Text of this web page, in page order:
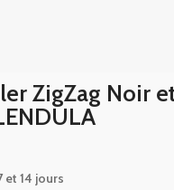
ZigZag Noir
et 14 jours